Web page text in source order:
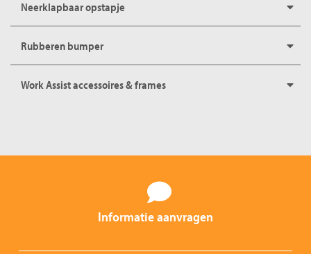
Neerklapbaar opstapje
Rubberen bumper
Work Assist accessoires & frames
Informatie aanvragen